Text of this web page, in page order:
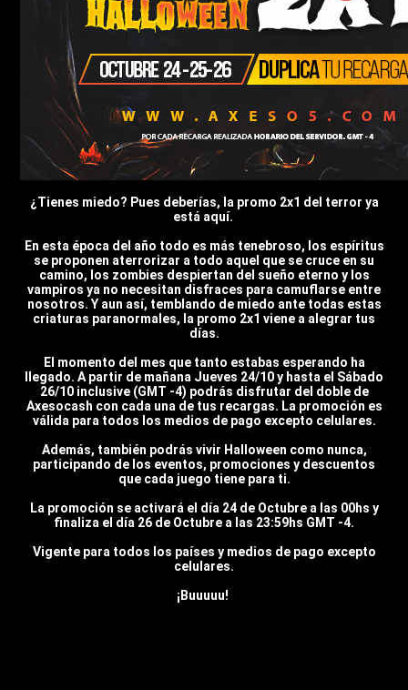
¿Tienes miedo? Pues deberías, la promo 2x1 del terror ya
está aquí.
En esta época del año todo es más tenebroso, los espíritus
se proponen aterrorizar a todo aquel que se cruce en su
camino, los zombies despiertan del sueño eterno y los
vampiros ya no necesitan disfraces para camuflarse entre
nosotros. Y aun así, temblando de miedo ante todas estas
criaturas paranormales, la promo 2x1 viene a alegrar tus
días.
El momento del mes que tanto estabas esperando ha
llegado. A partir de mañana Jueves 24/10 y hasta el Sábado
26/10 inclusive (GMT -4) podrás disfrutar del doble de
Axesocash con cada una de tus recargas. La promoción es
válida para todos los medios de pago excepto celulares.
Además, también podrás vivir Halloween como nunca,
participando de los eventos, promociones y descuentos
que cada juego tiene para ti.
La promoción se activará el día 24 de Octubre a las 00hs y
finaliza el día 26 de Octubre a las 23:59hs GMT -4.
Vigente para todos los países y medios de pago excepto
celulares.
¡Buuuuu!